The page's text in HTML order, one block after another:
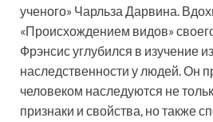
ученого» Чарльза Дарвина.
«Происхождением видов»
Фрэнсис углубился в изучение
наследственности у людей. Он
человеком наследуются не
признаки и свойства, но также